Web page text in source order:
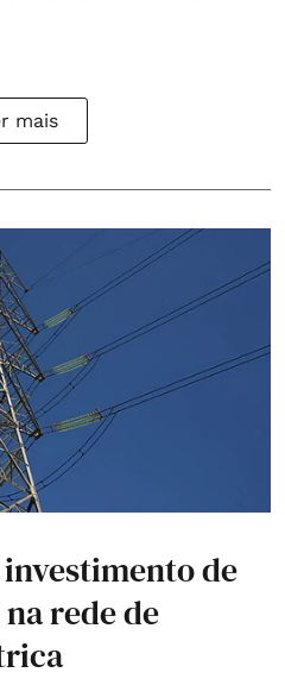
mais
de
rede de